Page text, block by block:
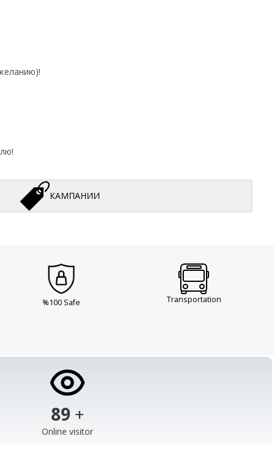
КАМПАНИИ
%100 Safe Transportation
103 +
Online visitor